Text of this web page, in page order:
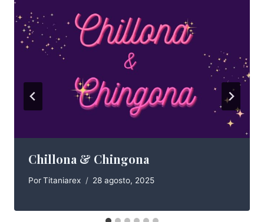
Chillona & Chingona
PorTitaniarex 28 agosto, 2025